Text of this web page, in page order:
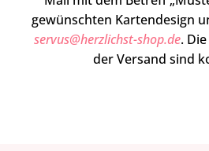
gewünschten Kartendesign
servus@herzlichst-shop.de.
der Versand sind